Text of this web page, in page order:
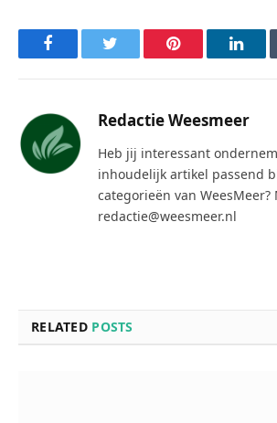
Facebook Pinterest
Redactie Weesmeer
Heb jij interessant
inhoudelijk artikel passend
categorieën van WeesMeer?
redactie@weesmeer.nl
RELATED POSTS